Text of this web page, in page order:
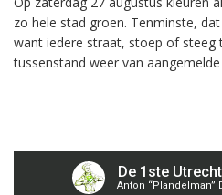
zo hele stad groen. Tenminste,
want iedere straat, stoep of steeg
tussenstand weer van